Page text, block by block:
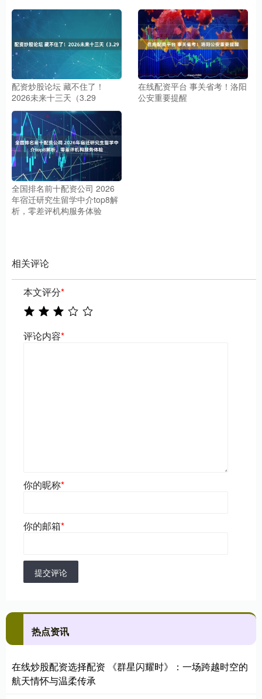
配资炒股论坛 藏不住了！
2026未来十三天（3.29
在线配资平台 事关省考！洛阳
公安重要提醒
全国排名前十配资公司 2026
年宿迁研究生留学中介top8解
析，零差评机构服务体验
相关评论
本文评分*
评论内容*
你的昵称*
你的邮箱*
提交评论
热点资讯
在线炒股配资选择配资 《群星闪耀时》：一场跨越时空的
航天情怀与温柔传承